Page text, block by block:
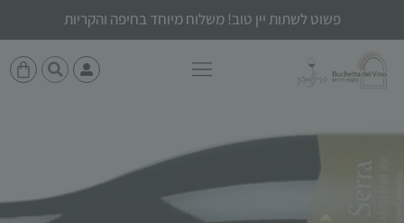
פשוט לשתות יין טוב! משלוח מיוחד בחיפה והקריות